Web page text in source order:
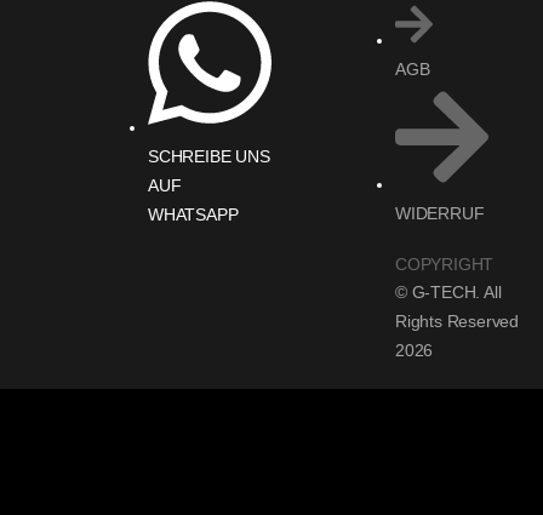
AGB
WIDERRUF
COPYRIGHT
© G-TECH. All
Rights Reserved
2026
SCHREIBE UNS
AUF
WHATSAPP